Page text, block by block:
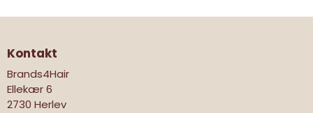
Kontakt
Brands4Hair
Ellekær 6
2730 Herlev